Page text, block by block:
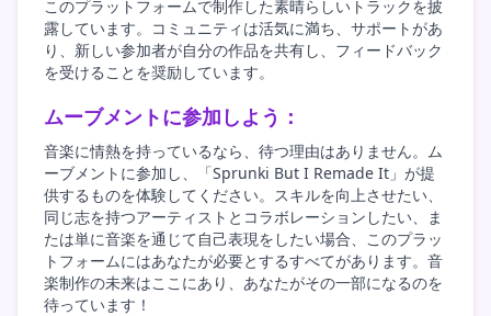
このプラットフォームで制作した素晴らしいトラックを披
露しています。コミュニティは活気に満ち、サポートがあ
り、新しい参加者が自分の作品を共有し、フィードバック
を受けることを奨励しています。
ムーブメントに参加しよう：
音楽に情熱を持っているなら、待つ理由はありません。ム
ーブメントに参加し、「Sprunki But I Remade It」が提
供するものを体験してください。スキルを向上させたい、
同じ志を持つアーティストとコラボレーションしたい、ま
たは単に音楽を通じて自己表現をしたい場合、このプラッ
トフォームにはあなたが必要とするすべてがあります。音
楽制作の未来はここにあり、あなたがその一部になるのを
待っています！